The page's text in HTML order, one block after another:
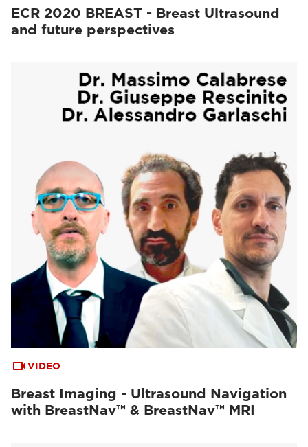
ECR 2020 BREAST - Breast Ultrasound
and future perspectives
VIDEO
Breast Imaging - Ultrasound Navigation
with BreastNav™ & BreastNav™ MRI